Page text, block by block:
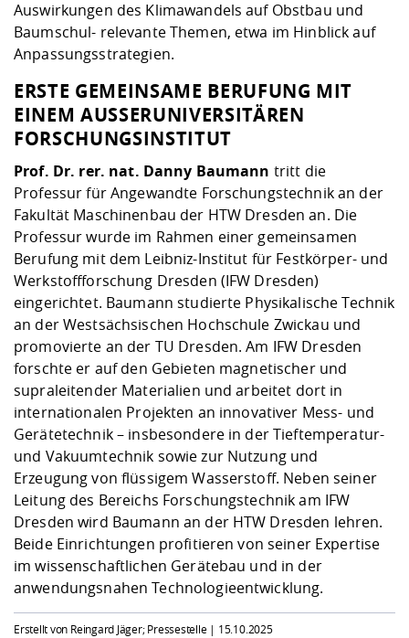
Auswirkungen des Klimawandels auf Obstbau und
Baumschul- relevante Themen, etwa im Hinblick auf
Anpassungsstrategien.
ERSTE GEMEINSAME BERUFUNG MIT
EINEM AUSSERUNIVERSITÄREN F
ORSCHUNGSINSTITUT
Prof. Dr. rer. nat. Danny Baumann tritt die
Professur für Angewandte Forschungstechnik an der
Fakultät Maschinenbau der HTW Dresden an. Die
Professur wurde im Rahmen einer gemeinsamen
Berufung mit dem Leibniz-Institut für Festkörper- und
Werkstoffforschung Dresden (IFW Dresden)
eingerichtet. Baumann studierte Physikalische Technik
an der Westsächsischen Hochschule Zwickau und
promovierte an der TU Dresden. Am IFW Dresden
forschte er auf den Gebieten magnetischer und
supraleitender Materialien und arbeitet dort in
internationalen Projekten an innovativer Mess- und
Gerätetechnik – insbesondere in der Tieftemperatur-
und Vakuumtechnik sowie zur Nutzung und
Erzeugung von flüssigem Wasserstoff. Neben seiner
Leitung des Bereichs Forschungstechnik am IFW
Dresden wird Baumann an der HTW Dresden lehren.
Beide Einrichtungen profitieren von seiner Expertise
im wissenschaftlichen Gerätebau und in der
anwendungsnahen Technologieentwicklung.
Erstellt von Reingard Jäger; Pressestelle | 15.10.2025